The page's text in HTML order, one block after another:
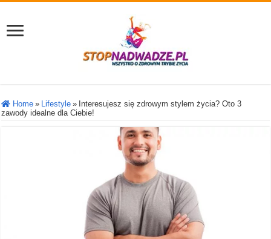
Home » Lifestyle » Interesujesz się zdrowym stylem życia? Oto 3
zawody idealne dla Ciebie!